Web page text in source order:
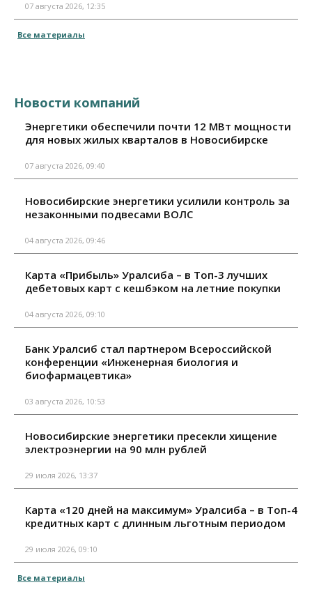
07 августа 2026, 12:35
Все материалы
Новости компаний
Энергетики обеспечили почти 12 МВт мощности
для новых жилых кварталов в Новосибирске
07 августа 2026, 09:40
Новосибирские энергетики усилили контроль за
незаконными подвесами ВОЛС
04 августа 2026, 09:46
Карта «Прибыль» Уралсиба – в Топ-3 лучших
дебетовых карт с кешбэком на летние покупки
04 августа 2026, 09:10
Банк Уралсиб стал партнером Всероссийской
конференции «Инженерная биология и
биофармацевтика»
03 августа 2026, 10:53
Новосибирские энергетики пресекли хищение
электроэнергии на 90 млн рублей
29 июля 2026, 13:37
Карта «120 дней на максимум» Уралсиба – в Топ-4
кредитных карт с длинным льготным периодом
29 июля 2026, 09:10
Все материалы